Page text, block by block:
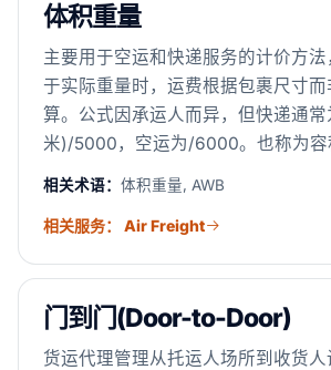
体积重量
主要用于空运和快递服务的计价方
于实际重量时，运费根据包裹尺寸
算。公式因承运人而异，但快递通
米)/5000，空运为/6000。也称为容
相关术语： 体积重量, AWB
相关服务： Air Freight
门到门(Door-to-Door)
货运代理管理从托运人场所到收货